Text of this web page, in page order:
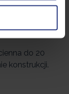
do 20
konstrukcji.